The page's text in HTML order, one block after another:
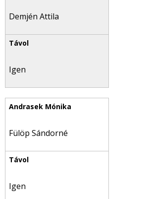
Demjén Attila
Igen
Fülöp Sándorné
Igen